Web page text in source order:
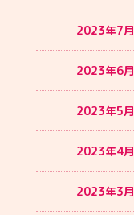
2023年7月
2023年6月
2023年5月
2023年4月
2023年3月